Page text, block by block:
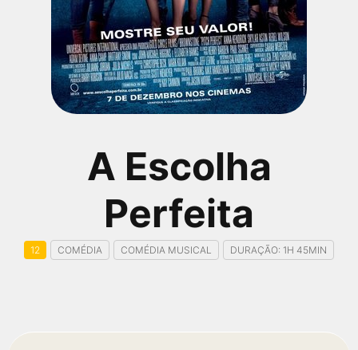
A Escolha
Perfeita
12 COMÉDIA COMÉDIA MUSICAL DURAÇÃO: 1H 45MIN
sessões de cinema no Brasil. Através dele, você pode
encontrar os filmes no cinema mais próximos a você ou a
qualquer cidade em território brasileiro. Você pode também
acessar informações sobre cinemas, horários, assistir aos
trailers e muito mais.